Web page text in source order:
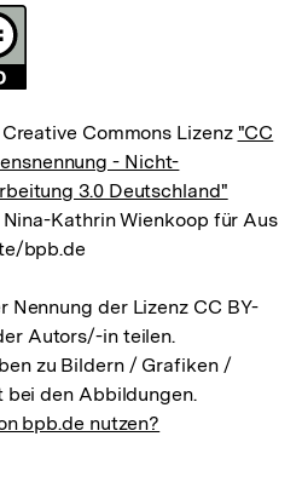
Commons Lizenz "CC
- Nicht-
3.0 Deutschland"
Kathrin Wienkoop für Aus
bpb.de
Nennung der Lizenz CC BY-
Autors/-in teilen.
zu Bildern / Grafiken /
den Abbildungen.
bpb.de nutzen?